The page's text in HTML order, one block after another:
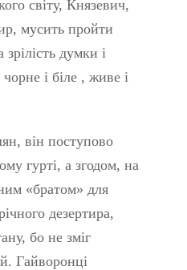
світу, Князевич,
мусить пройти
думки і
чорне і біле , живе і
він поступово
гурті, а згодом, на
«братом» для
дезертира,
бо не зміг
Гайворонці